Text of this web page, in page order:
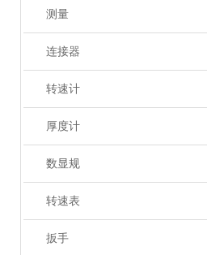
测量
连接器
转速计
厚度计
数显规
转速表
扳手